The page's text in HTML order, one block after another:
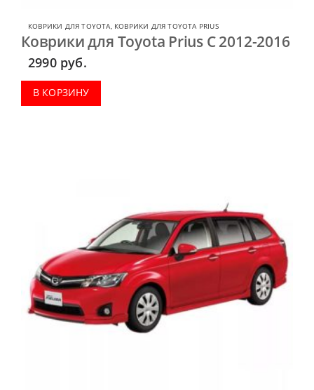
КОВРИКИ ДЛЯ TOYOTA, КОВРИКИ ДЛЯ TOYOTA PRIUS
Коврики для Toyota Prius C 2012-2016
2990 руб.
В КОРЗИНУ